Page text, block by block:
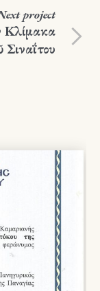
project
Κλίμακα
Σιναΐτου